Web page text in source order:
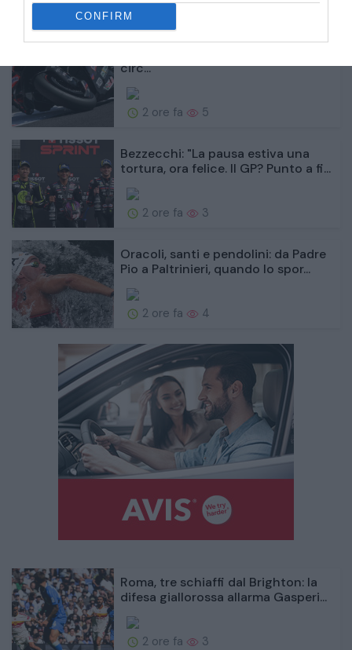
CONFIRM
MotoGP, Gran Bretagna: orari tv,
circ...
2 ore fa 5
Bezzecchi: "La pausa estiva una
tortura, ora felice. Il GP? Punto a fi...
2 ore fa 3
Oracoli, santi e pendolini: da Padre
Pio a Paltrinieri, quando lo spor...
2 ore fa 4
Roma, tre schiaffi dal Brighton: la
difesa giallorossa allarma Gasperi...
2 ore fa 3